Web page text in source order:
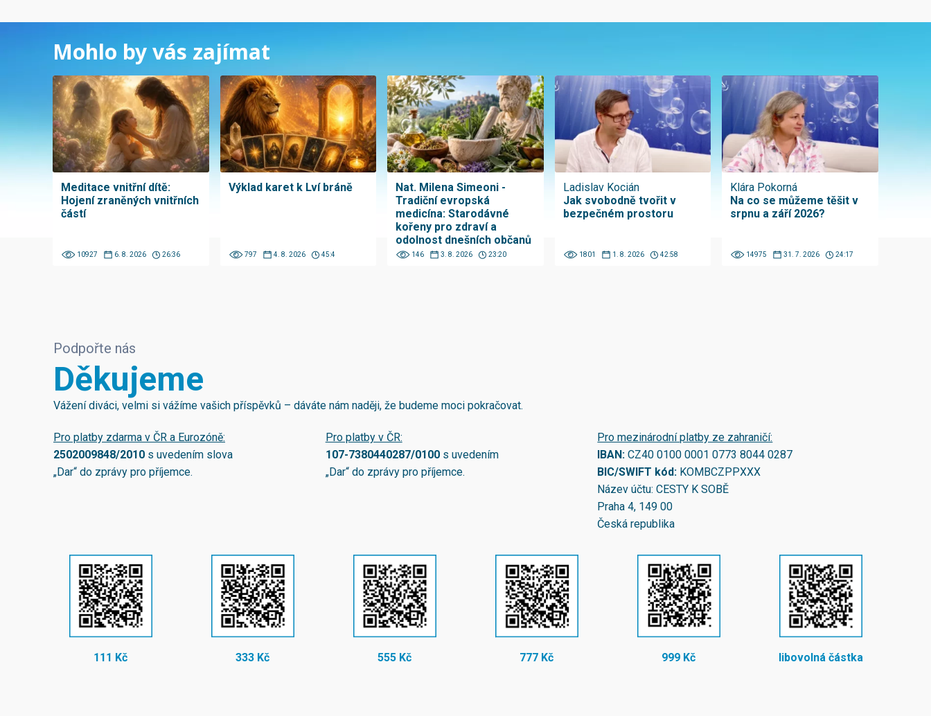
Mohlo by vás zajímat
Meditace vnitřní dítě:
Hojení zraněných vnitřních
částí
10927 6. 8. 2026 26:36
Výklad karet k Lví bráně
797 4. 8. 2026 45:4
Nat. Milena Simeoni -
Tradiční evropská
medicína: Starodávné
kořeny pro zdraví a
odolnost dnešních občanů
146 3. 8. 2026 23:20
Ladislav Kocián
Jak svobodně tvořit v
bezpečném prostoru
1801 1. 8. 2026 42:58
Klára Pokorná
Na co se můžeme těšit v
srpnu a září 2026?
14975 31. 7. 2026 24:17
Podpořte nás
Děkujeme
Vážení diváci, velmi si vážíme vašich příspěvků – dáváte nám naději, že budeme moci pokračovat.
Pro platby zdarma v ČR a Eurozóně:
2502009848/2010 s uvedením slova
„Dar“ do zprávy pro příjemce.
Pro platby v ČR:
107-7380440287/0100s uvedením
„Dar“ do zprávy pro příjemce.
Pro mezinárodní platby ze zahraničí:
IBAN:CZ40 0100 0001 0773 8044 0287
BIC/SWIFT kód: KOMBCZPPXXX
Název účtu: CESTY K SOBĚ
Praha 4, 149 00
Česká republika
111 Kč 333 Kč 555 Kč 777 Kč 999 Kč libovolná částka